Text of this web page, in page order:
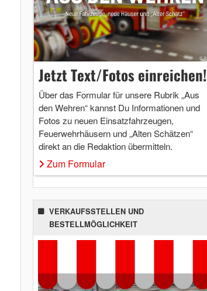
Jetzt Text/Fotos einreichen!
Über das Formular für unsere Rubrik „Aus
den Wehren“ kannst Du Informationen und
Fotos zu neuen Einsatzfahrzeugen,
Feuerwehrhäusern und „Alten Schätzen“
direkt an die Redaktion übermitteln.
Zum Formular
VERKAUFSSTELLEN UND
BESTELLMÖGLICHKEIT